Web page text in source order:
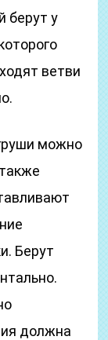
берут у
ветви
можно
Берут
должна